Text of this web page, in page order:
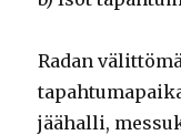
Radan
jäähalli,